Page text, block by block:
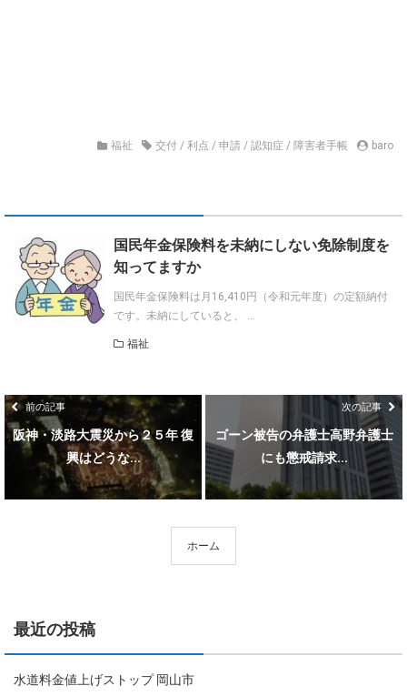
福祉 交付 / 利点 / 申請 / 認知症 / 障害者手帳 baro
国民年金保険料を未納にしない免除制度を
知ってますか
国民年金保険料は月16,410円（令和元年度）の定額納付
です。未納にしていると、 ...
福祉
前の記事
阪神・淡路大震災から２５年 復
興はどうな...
次の記事
ゴーン被告の弁護士高野弁護士
にも懲戒請求...
ホーム
最近の投稿
水道料金値上げストップ 岡山市